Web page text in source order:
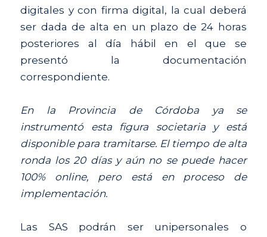
digitales y con firma digital, la cual deberá
ser dada de alta en un plazo de 24 horas
posteriores al día hábil en el que se
presentó la documentación
correspondiente.
En la Provincia de Córdoba ya se
instrumentó esta figura societaria y está
disponible para tramitarse. El tiempo de alta
ronda los 20 días y aún no se puede hacer
100% online, pero está en proceso de
implementación.
Las SAS podrán ser unipersonales o